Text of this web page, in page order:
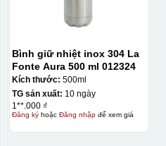
Kiểu hộp:
Hộp xi lót lụa
Hộp xi ấm chén
Bình giữ nhiệt inox 304 La
Fonte Aura 500 ml 012324
Kích thước: 500ml
TG sản xuất: 10 ngày
1**.000 ₫
Đăng kýhoặc Đăng nhậpđể xem giá